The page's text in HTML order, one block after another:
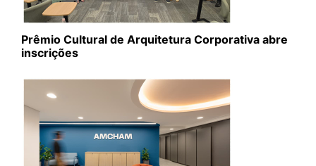
Prêmio Cultural de Arquitetura Corporativa abre
inscrições